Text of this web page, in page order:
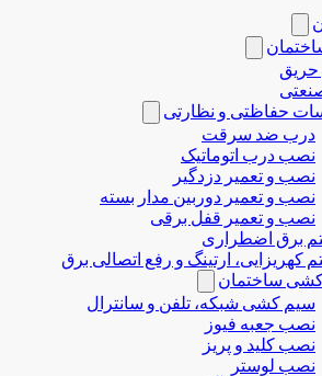
حریق
حفاظتی و نظارتی
درب ضد سرقت
نصب درب‌ اتوماتیک
نصب و تعمیر دزدگیر
نصب و تعمیر دوربین مدار بسته
نصب و تعمیر قفل برقی
برق اضطراری
کهریزایی، ارتینگ و رفع اتصالی برق
ساختمان
سیم کشی شبکه، تلفن و سانترال
نصب جعبه فیوز
نصب کلید و پریز
نصب لوستر